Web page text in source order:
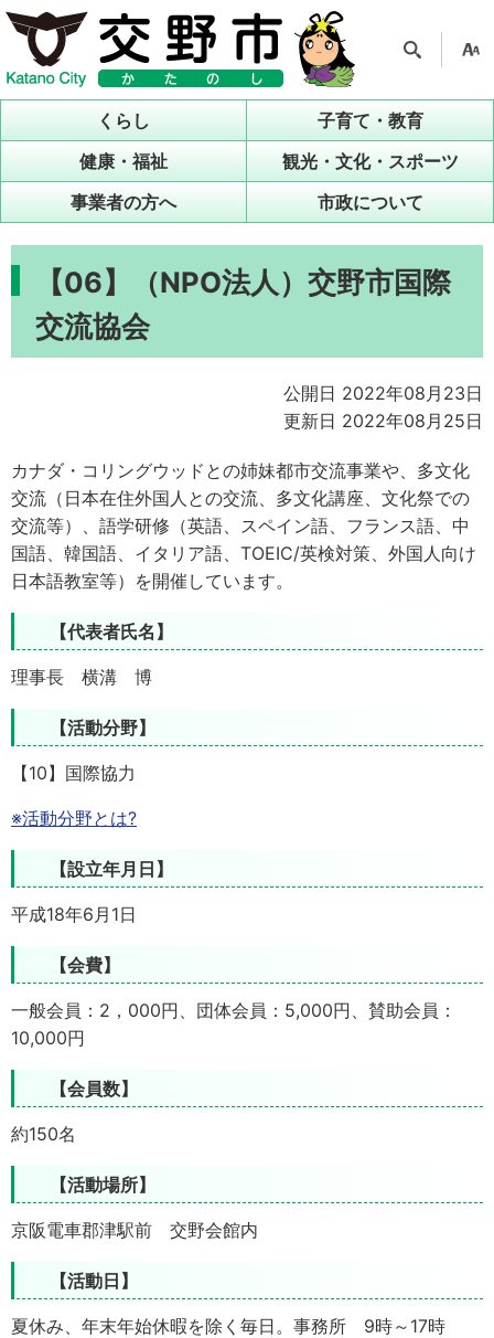
ル
くらし
子育て・教育
健康・福祉
観光・文化・スポーツ
事業者の方へ
市政について
【06】（NPO法人）交野市国際
交流協会
公開日 2022年08月23日
更新日 2022年08月25日
カナダ・コリングウッドとの姉妹都市交流事業や、多文化
交流（日本在住外国人との交流、多文化講座、文化祭での
交流等）、語学研修（英語、スペイン語、フランス語、中
国語、韓国語、イタリア語、TOEIC/英検対策、外国人向け
日本語教室等）を開催しています。
【代表者氏名】
理事長 横溝 博
【活動分野】
【10】国際協力
※活動分野とは?
【設立年月日】
平成18年6月1日
【会費】
一般会員：2，000円、団体会員：5,000円、賛助会員：
10,000円
【会員数】
約150名
【活動場所】
京阪電車郡津駅前 交野会館内
【活動日】
夏休み、年末年始休暇を除く毎日。事務所 9時～17時